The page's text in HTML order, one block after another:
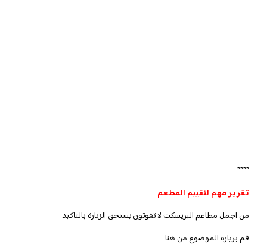
****
تقرير مهم لتقييم المطعم
من اجمل مطاعم البريسكت لا تفوتون يستحق الزيارة بالتاكيد
قم بزيارة الموضوع من هنا